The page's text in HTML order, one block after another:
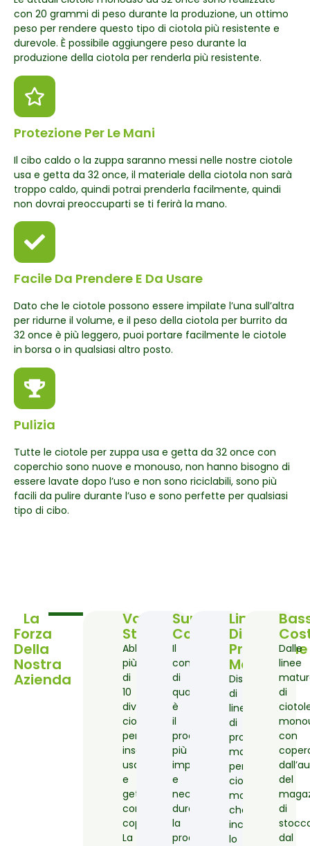
con 20 grammi di peso durante la produzione, un ottimo
peso per rendere questo tipo di ciotola più resistente e
durevole. È possibile aggiungere peso durante la
produzione della ciotola per renderla più resistente.
Protezione Per Le Mani
Il cibo caldo o la zuppa saranno messi nelle nostre ciotole
usa e getta da 32 once, il materiale della ciotola non sarà
troppo caldo, quindi potrai prenderla facilmente, quindi
non dovrai preoccuparti se ti ferirà la mano.
Facile Da Prendere E Da Usare
Dato che le ciotole possono essere impilate l’una sull’altra
per ridurne il volume, e il peso della ciotola per burrito da
32 once è più leggero, puoi portare facilmente le ciotole
in borsa o in qualsiasi altro posto.
Pulizia
Tutte le ciotole per zuppa usa e getta da 32 once con
coperchio sono nuove e monouso, non hanno bisogno di
essere lavate dopo l’uso e non sono riciclabili, sono più
facili da pulire durante l’uso e sono perfette per qualsiasi
tipo di cibo.
La
Forza
Della
Nostra
Azienda
Vari
Stampi
Abbiamo
più
di
10
diverse
ciotole
per
insalata
usa
e
getta
con
coperchio.
La
Super
Controllo
Il
controllo
di
qualità
è
il
processo
più
importante
e
necessario
durante
la
produzione
Linea
Di
Produzione
Matura
Disponiamo
di
linee
di
produzione
mature
per
ciotole
monouso,
che
includono
lo
Dalle
linee
di
con
del
di
dal